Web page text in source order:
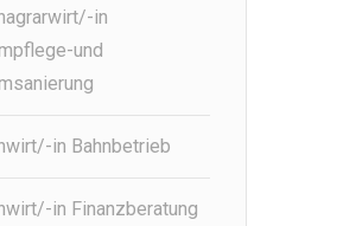
in
und
in Bahnbetrieb
in Finanzberatung